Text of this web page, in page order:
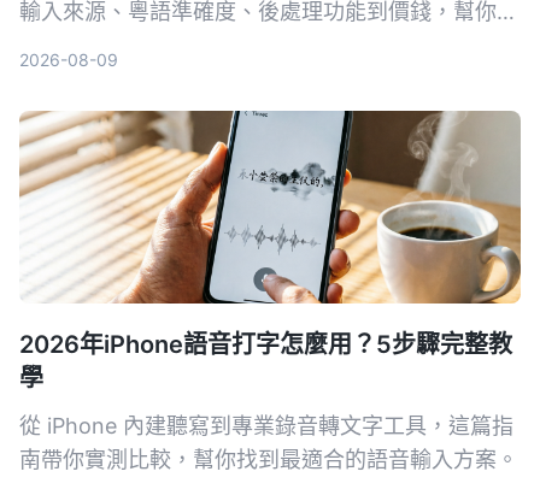
輸入來源、粵語準確度、後處理功能到價錢，幫你揀
2026-08-09
2026年iPhone語音打字怎麼用？5步驟完整教
學
從 iPhone 內建聽寫到專業錄音轉文字工具，這篇指
南帶你實測比較，幫你找到最適合的語音輸入方案。